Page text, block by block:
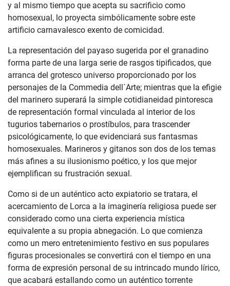
y al mismo tiempo que acepta su sacrificio como
homosexual, lo proyecta simbólicamente sobre este
artificio carnavalesco exento de comicidad.
La representación del payaso sugerida por el granadino
forma parte de una larga serie de rasgos tipificados, que
arranca del grotesco universo proporcionado por los
personajes de la Commedia dell´Arte; mientras que la efigie
del marinero superará la simple cotidianeidad pintoresca
de representación formal vinculada al interior de los
tugurios tabernarios o prostíbulos, para trascender
psicológicamente, lo que evidenciará sus fantasmas
homosexuales. Marineros y gitanos son dos de los temas
más afines a su ilusionismo poético, y los que mejor
ejemplifican su frustración sexual.
Como si de un auténtico acto expiatorio se tratara, el
acercamiento de Lorca a la imaginería religiosa puede ser
considerado como una cierta experiencia mística
equivalente a su propia abnegación. Lo que comienza
como un mero entretenimiento festivo en sus populares
figuras procesionales se convertirá con el tiempo en una
forma de expresión personal de su intrincado mundo lírico,
que acabará estallando como un auténtico torrente